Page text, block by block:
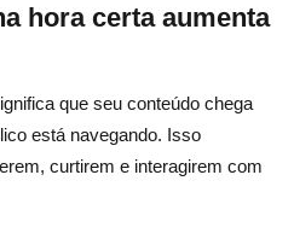
hora certa aumenta
que seu conteúdo chega
está navegando. Isso
curtirem e interagirem com